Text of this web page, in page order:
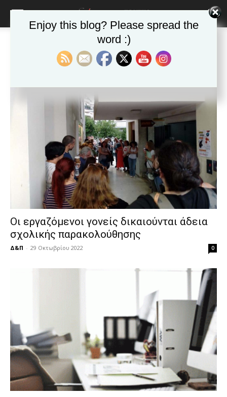
very
δημόσιος τομέας
Ετικέτα: δημόσιος τομέας
Οι εργαζόμενοι γονείς δικαιούνται άδεια
σχολικής παρακολούθησης
Δ&Π - 29 Οκτωβρίου 2022 0
Enjoy this blog? Please spread the
word :)